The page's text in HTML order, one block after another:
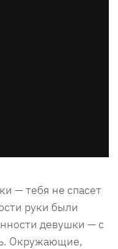
— тебя не спасет
руки были
девушки — с
Окружающие,